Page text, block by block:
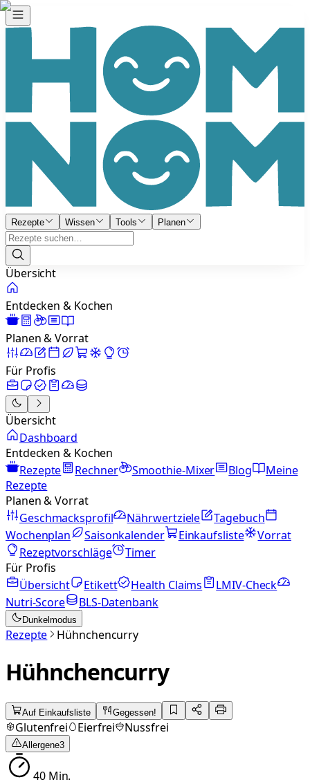
Rezepte Wissen Tools Planen
Übersicht
Entdecken & Kochen
Planen & Vorrat
Für Profis
Übersicht
Dashboard
Entdecken & Kochen
Rezepte
Rechner Smoothie-Mixer Blog
Meine
Rezepte
Planen & Vorrat
Geschmacksprofil
Nährwertziele
Tagebuch
Wochenplan
Saisonkalender Einkaufsliste
Vorrat
Rezeptvorschläge
Timer
Für Profis
Übersicht
Etikett Health Claims
LMIV-Check
Nutri-Score
BLS-Datenbank
Dunkelmodus
Rezepte Hühnchencurry
Hühnchencurry
Auf Einkaufsliste Gegessen!
Glutenfrei Eierfrei Nussfrei
Allergene3
40Min.